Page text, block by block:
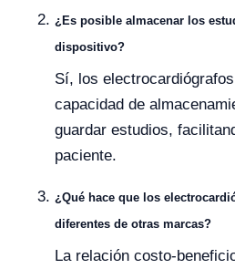
¿Es posible almacenar los
dispositivo?
Sí, los
capacidad de
guardar estudios,
paciente.
¿Qué hace que los
diferentes de otras marcas?
La relación costo-